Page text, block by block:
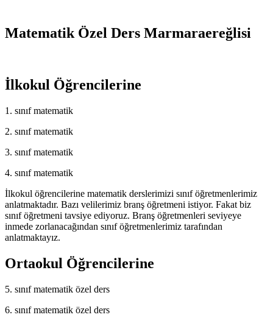
Matematik Özel Ders Marmaraereğlisi
İlkokul Öğrencilerine
1. sınıf matematik
2. sınıf matematik
3. sınıf matematik
4. sınıf matematik
İlkokul öğrencilerine matematik derslerimizi sınıf öğretmenlerimiz
anlatmaktadır. Bazı velilerimiz branş öğretmeni istiyor. Fakat biz
sınıf öğretmeni tavsiye ediyoruz. Branş öğretmenleri seviyeye
inmede zorlanacağından sınıf öğretmenlerimiz tarafından
anlatmaktayız.
Ortaokul Öğrencilerine
5. sınıf matematik özel ders
6. sınıf matematik özel ders